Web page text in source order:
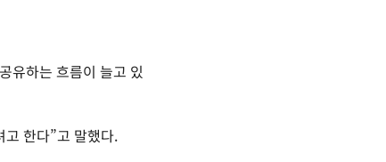
유하는 흐름이 늘고 있
한다”고 말했다.